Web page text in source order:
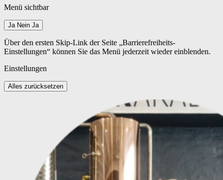
Menü sichtbar
Ja Nein Ja
Über den ersten Skip-Link der Seite „Barrierefreiheits-
Einstellungen“ können Sie das Menü jederzeit wieder einblenden.
Einstellungen
Alles zurücksetzen